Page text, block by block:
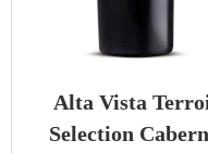
Alta Vista
Selection